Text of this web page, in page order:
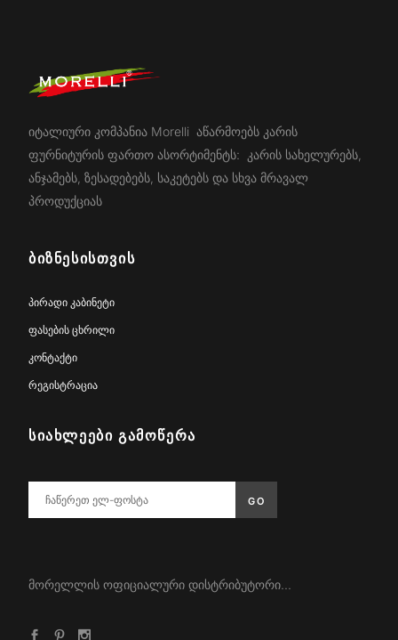
იტალიური კომპანია Morelli აწარმოებს კარის
ფურნიტურის ფართო ასორტიმენტს: კარის სახელურებს,
ანჯამებს, ზესადებებს, საკეტებს და სხვა მრავალ
პროდუქციას
ᲑᲘᲖᲜᲔᲡᲘᲡᲗᲕᲘᲡ
პირადი კაბინეტი
ფასების ცხრილი
კონტაქტი
რეგისტრაცია
ᲡᲘᲐᲮᲚᲔᲔᲑᲘ ᲒᲐᲛᲝᲬᲔᲠᲐ
მორელლის ოფიციალური დისტრიბუტორი...